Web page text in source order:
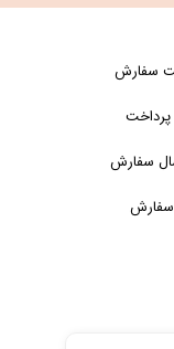
سفارش
سفارش
سفارش